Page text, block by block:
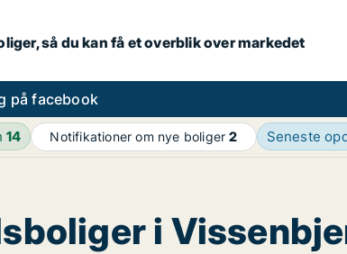
så du kan få et overblik over markedet
på facebook
14 Notifikationer om nye boliger2 Seneste
i